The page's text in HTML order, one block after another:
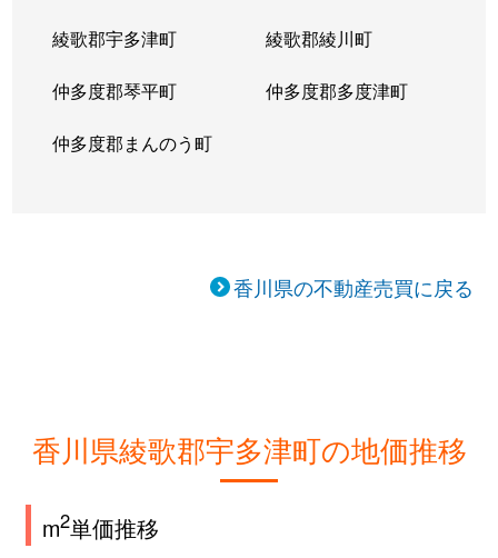
綾歌郡宇多津町 綾歌郡綾川町
仲多度郡琴平町 仲多度郡多度津町
仲多度郡まんのう町
香川県の不動産売買に戻る
香川県綾歌郡宇多津町の地価推移
m2単価推移